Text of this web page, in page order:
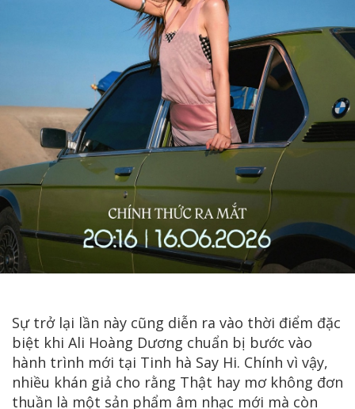
Sự trở lại lần này cũng diễn ra vào thời điểm đặc
biệt khi Ali Hoàng Dương chuẩn bị bước vào
hành trình mới tại Tinh hà Say Hi. Chính vì vậy,
nhiều khán giả cho rằng Thật hay mơ không đơn
thuần là một sản phẩm âm nhạc mới mà còn